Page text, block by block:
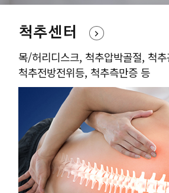
척추센터
목/허리디스크, 척추압박골절, 척
척추전방전위등, 척추측만증 등